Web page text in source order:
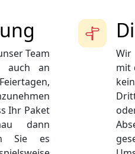
mit
Team
auch an
Ihr Paket
dann
Sie es